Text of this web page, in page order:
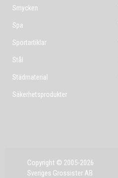
Smycken
Spa
Sportartiklar
Stål
Städmaterial
Säkerhetsprodukter
Copyright © 2005-2026
Sveriges Grossister AB